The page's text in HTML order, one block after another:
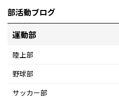
部活動ブログ
運動部
陸上部
野球部
サッカー部